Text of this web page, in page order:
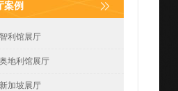
案例
利馆展厅
地利馆展厅
加坡展厅